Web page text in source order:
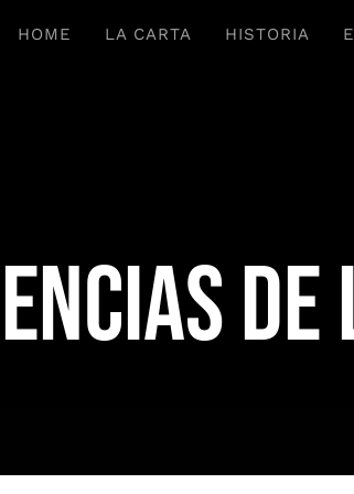
HOME LA CARTA HISTORIA